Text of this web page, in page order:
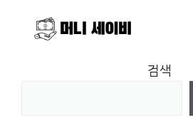
검색